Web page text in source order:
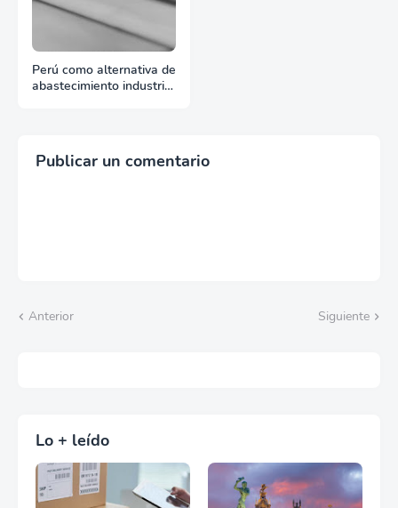
Perú como alternativa de
abastecimiento industrial
Publicar un comentario
Anterior Siguiente
Lo + leído